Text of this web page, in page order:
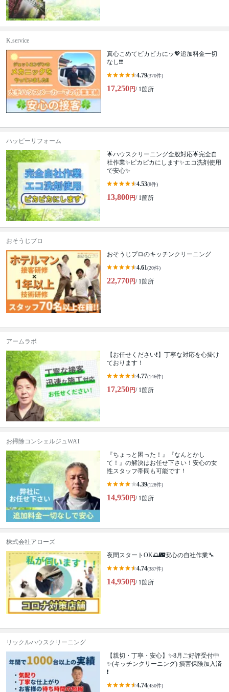
K.service
真心こめてピカピカにッ💖追加料金一切
なし❗️❗️
4.79(370件)
17,250円/ 1箇所
ハッピーリフォーム
🌟ハウスクリーニング全般対応🌟完全自
社作業✨️ピカピカにします✨️エコ洗剤使用
で安心✨
4.53(8件)
13,800円/ 1箇所
おそうじプロ
おそうじプロのキッチンクリーニング
4.61(20件)
22,770円/ 1箇所
アームラボ
【お任せください❗️】丁寧な対応を心掛け
ております！
4.77(146件)
17,250円/ 1箇所
お掃除コンシェルジュWAT
『ちょっと困った！』『なんとかし
て！』の解決はお任せ下さい！安心の女
性スタッフ帯同も可能です！
4.39(128件)
14,950円/ 1箇所
株式会社アローズ
夜間スタートOK🌅🌃安心の自社作業🔧
4.74(387件)
14,950円/ 1箇所
リックルハウスクリーニング
【親切・丁寧・安心】✨️8月ご好評受付中
✨️(キッチンクリーニング) 損害保険加入済
❗️
4.74(450件)